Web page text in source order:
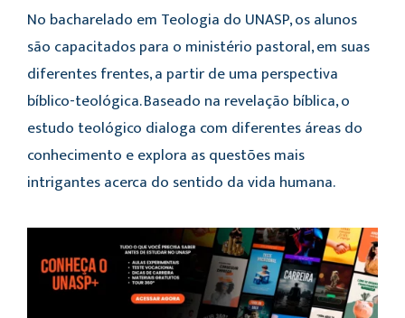
No bacharelado em Teologia do UNASP, os alunos
são capacitados para o ministério pastoral, em suas
diferentes frentes, a partir de uma perspectiva
bíblico-teológica. Baseado na revelação bíblica, o
estudo teológico dialoga com diferentes áreas do
conhecimento e explora as questões mais
intrigantes acerca do sentido da vida humana.